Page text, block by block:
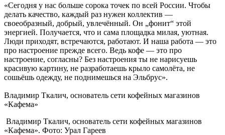
«Сегодня у нас больше сорока точек по всей России. Чтобы
делать качество, каждый раз нужен коллектив —
своеобразный, добрый, увлечённый. Он „фонит“ этой
энергией. Получается, что и сама площадка милая, уютная.
Люди приходят, встречаются, работают. И наша работа — это
про настроение прежде всего. Ведь кофе — это про
настроение, согласны? Без настроения ты не нарисуешь
красивую картину, не разработаешь крыло самолёта, не
сошьёшь одежду, не поднимешься на Эльбрус».
Владимир Ткалич, основатель сети кофейных магазинов
«Кафема»
Владимир Ткалич, основатель сети кофейных магазинов
«Кафема». Фото: Урал Гареев